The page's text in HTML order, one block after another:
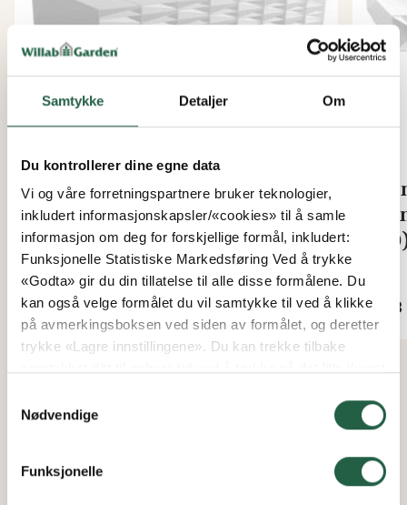
Samtykke Detaljer Om
Du kontrollerer dine egne data
Vi og våre forretningspartnere bruker teknologier,
inkludert informasjonskapsler/«cookies» til å samle
informasjon om deg for forskjellige formål, inkludert:
Funksjonelle Statistiske Markedsføring Ved å trykke
«Godta» gir du din tillatelse til alle disse formålene. Du
kan også velge formålet du vil samtykke til ved å klikke
på avmerkingsboksen ved siden av formålet, og deretter
trykke «Lagre innstillingene». Du kan trekke tilbake
om hvordan vi bruker informasjonskapsler og annen
Nødvendige
Funksjonelle
25 mm kanalplasttakplate (U-
verdi 1,3)
Fra
kr 2 935
kr